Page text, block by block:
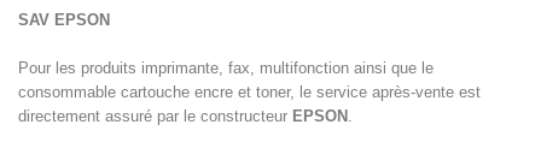
SAV EPSON
Pour les produits imprimante, fax, multifonction ainsi que le
consommable cartouche encre et toner, le service après-vente est
directement assuré par le constructeur EPSON .